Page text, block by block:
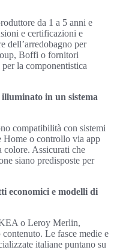
da 1 a 5 anni e
e certificazioni e
dell’arredobagno per
Boffi o fornitori
la componentistica
in un sistema
compatibilità con sistemi
Home o controllo via app
colore. Assicurati che
siano predisposte per
economici e modelli di
o Leroy Merlin,
Le fasce medie e
italiane puntano su